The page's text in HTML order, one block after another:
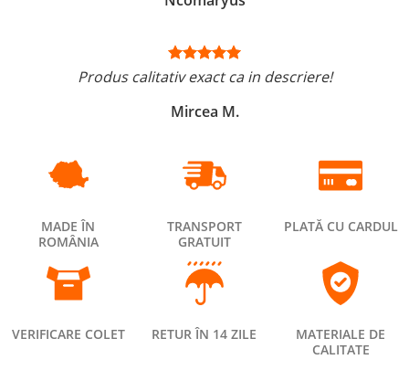
Produs calitativ exact ca in descriere!
Mircea M.
MADE ÎN
ROMÂNIA
TRANSPORT
GRATUIT
PLATĂ CU CARDUL
VERIFICARE COLET RETUR ÎN 14 ZILE
MATERIALE DE
CALITATE